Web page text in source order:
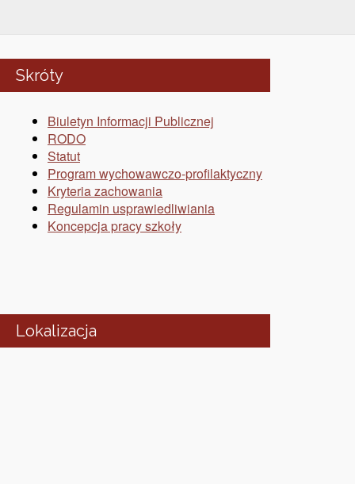
Skróty
Biuletyn Informacji Publicznej
RODO
Statut
Program wychowawczo-profilaktyczny
Kryteria zachowania
Regulamin usprawiedliwiania
Koncepcja pracy szkoły
Lokalizacja